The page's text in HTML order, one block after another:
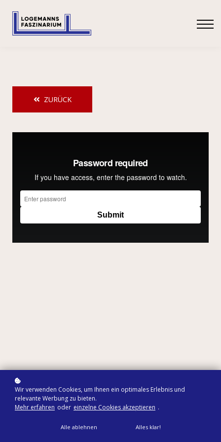
ZURÜCK
Wir verwenden Cookies, um Ihnen ein optimales Erlebnis und
relevante Werbung zu bieten.
Mehr erfahren oder einzelne Cookies akzeptieren .
Alle ablehnen Alles klar!